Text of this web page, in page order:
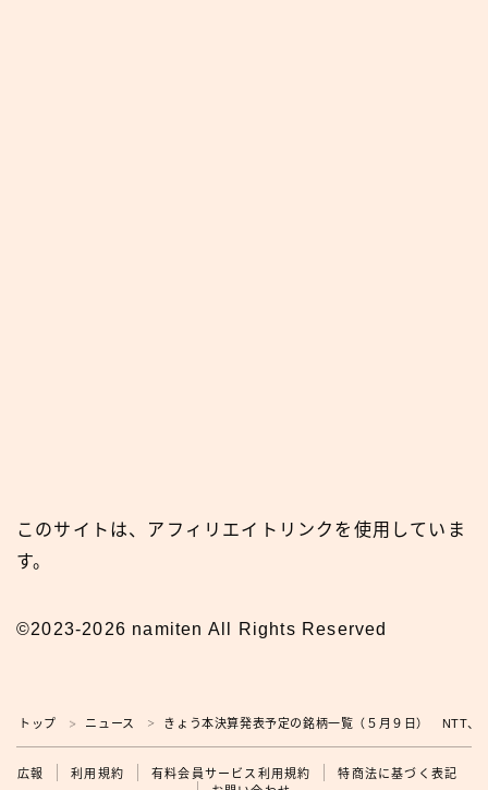
広報
このサイトは、アフィリエイトリンクを使用していま
す。
©2023-2026 namiten All Rights Reserved
トップ ＞ ニュース ＞ きょう本決算発表予定の銘柄一覧（５月９日） NTT、
広報 利用規約 有料会員サービス利用規約
特商法に基づく表記